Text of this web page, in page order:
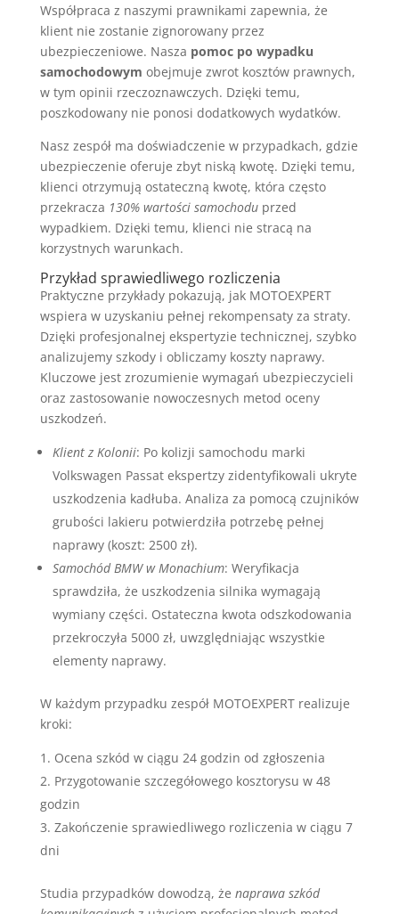
Współpraca z naszymi prawnikami zapewnia, że
klient nie zostanie zignorowany przez
ubezpieczeniowe. Nasza pomoc po wypadku
samochodowym obejmuje zwrot kosztów prawnych,
w tym opinii rzeczoznawczych. Dzięki temu,
poszkodowany nie ponosi dodatkowych wydatków.
Nasz zespół ma doświadczenie w przypadkach, gdzie
ubezpieczenie oferuje zbyt niską kwotę. Dzięki temu,
klienci otrzymują ostateczną kwotę, która często
przekracza 130% wartości samochoduprzed
wypadkiem. Dzięki temu, klienci nie stracą na
korzystnych warunkach.
Przykład sprawiedliwego rozliczenia
Praktyczne przykłady pokazują, jak MOTOEXPERT
wspiera w uzyskaniu pełnej rekompensaty za straty.
Dzięki profesjonalnej ekspertyzie technicznej, szybko
analizujemy szkody i obliczamy koszty naprawy.
Kluczowe jest zrozumienie wymagań ubezpieczycieli
oraz zastosowanie nowoczesnych metod oceny
uszkodzeń.
Klient z Kolonii: Po kolizji samochodu marki
Volkswagen Passat ekspertzy zidentyfikowali ukryte
uszkodzenia kadłuba. Analiza za pomocą czujników
grubości lakieru potwierdziła potrzebę pełnej
naprawy (koszt: 2500 zł).
Samochód BMW w Monachium: Weryfikacja
sprawdziła, że uszkodzenia silnika wymagają
wymiany części. Ostateczna kwota odszkodowania
przekroczyła 5000 zł, uwzględniając wszystkie
elementy naprawy.
W każdym przypadku zespół MOTOEXPERT realizuje
kroki:
Ocena szkód w ciągu 24 godzin od zgłoszenia
Przygotowanie szczegółowego kosztorysu w 48
godzin
Zakończenie sprawiedliwego rozliczenia w ciągu 7
dni
Studia przypadków dowodzą, że naprawa szkód